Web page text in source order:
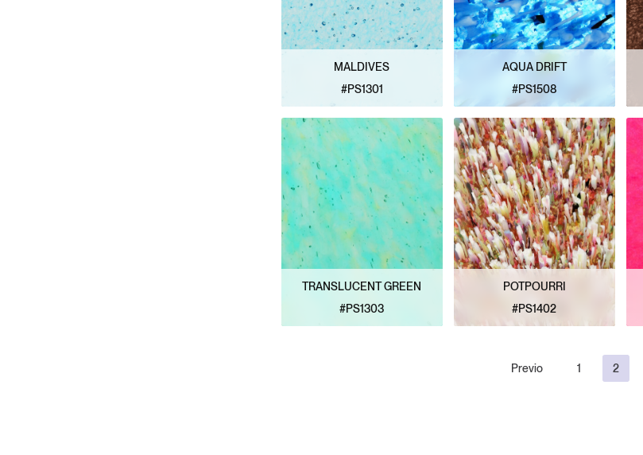
MALDIVES
#PS1301
VER PATRÓN
AQUA DRIFT
#PS1508
VER PATRÓN
TRANSLUCENT GREEN
#PS1303
POTPOURRI
#PS1402
Previo 1 2